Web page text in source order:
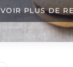
VOIR PLUS DE